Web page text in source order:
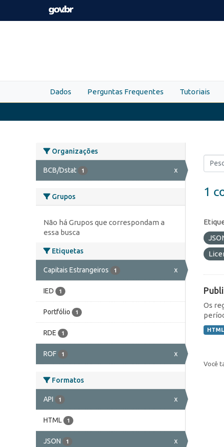
Skip to main content
Dados Perguntas Frequentes Tutoriais
Organizações
BCB/Dstat 1 x
Grupos
Não há Grupos que correspondam a
essa busca
Etiquetas
Capitais Estrangeiros 1 x
IED 1
Portfólio 1
RDE 1
ROF 1 x
Formatos
API 1 x
HTML 1
JSON 1 x
1
Os
HTML
Você